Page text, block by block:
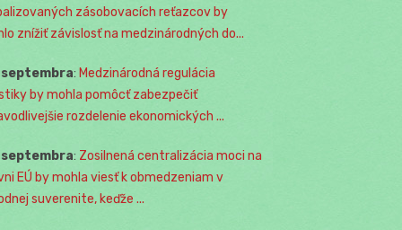
zásobovacích reťazcov by
znížiť závislosť na medzinárodných do...
septembra: Medzinárodná regulácia
by mohla pomôcť zabezpečiť
rozdelenie ekonomických ...
septembra: Zosilnená centralizácia moci na
EÚ by mohla viesť k obmedzeniam v
suverenite, keďže ...